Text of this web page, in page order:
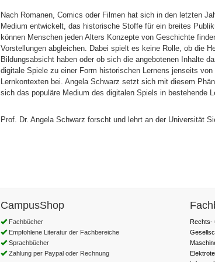
Nach Romanen, Comics oder Filmen hat sich in den letzten
Medium entwickelt, das historische Stoffe für ein breites
können Menschen jeden Alters Konzepte von Geschichte
Vorstellungen abgleichen. Dabei spielt es keine Rolle, ob die
Bildungsabsicht haben oder ob sich die angebotenen Inhalte
digitale Spiele zu einer Form historischen Lernens jenseits
Lernkontexten bei. Angela Schwarz setzt sich mit diesem
sich das populäre Medium des digitalen Spiels in bestehende
Prof. Dr. Angela Schwarz forscht und lehrt an der Universität
CampusShop
Fachbücher
Empfohlene Literatur der Fachbereiche
Sprachbücher
Zahlung per Paypal oder Rechnung
Rechts-